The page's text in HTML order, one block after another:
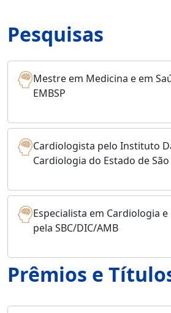
Pesquisas
Mestre em Medicina e em
EMBSP
Cardiologista pelo Instituto
Cardiologia do Estado de
Especialista em Cardiologia
pela SBC/DIC/AMB
Prêmios e